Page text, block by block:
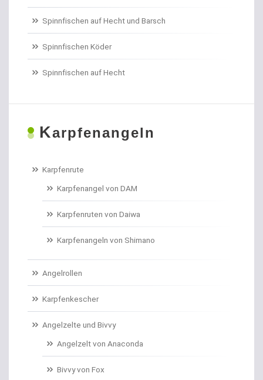
Bleisets
Blinker
Bodentaster
Boilies
Brandungs- / Weitwurfrollen
Brandungsbleie
Brothaken gebunden
Campinggeschirr
Spinnfischen auf Hecht und Barsch
Spinnfischen Köder
Spinnfischen auf Hecht
Karpfenangeln
Karpfenrute
Karpfenangel von DAM
Karpfenruten von Daiwa
Karpfenangeln von Shimano
Angelrollen
Karpfenkescher
Angelzelte und Bivvy
Angelzelt von Anaconda
Bivvy von Fox